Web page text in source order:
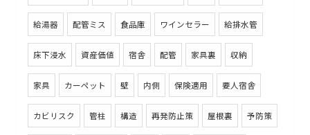
給湯器 配管ミス 食品庫 ワインセラー 給排水管
床下浸水 資産価値 宿舎 配管 家具裏 収納
家具 カーペット 壁 内側 保険適用 要人宿舎
カビリスク 管柱 構造 再発防止策 屋根裏 予防策